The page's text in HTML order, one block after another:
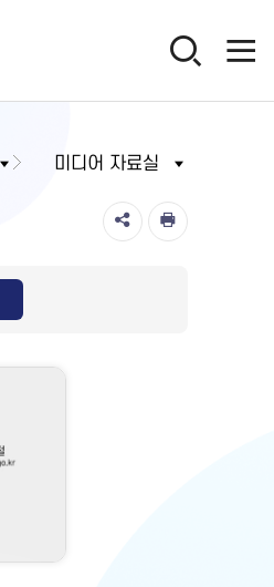
미디어 자료실